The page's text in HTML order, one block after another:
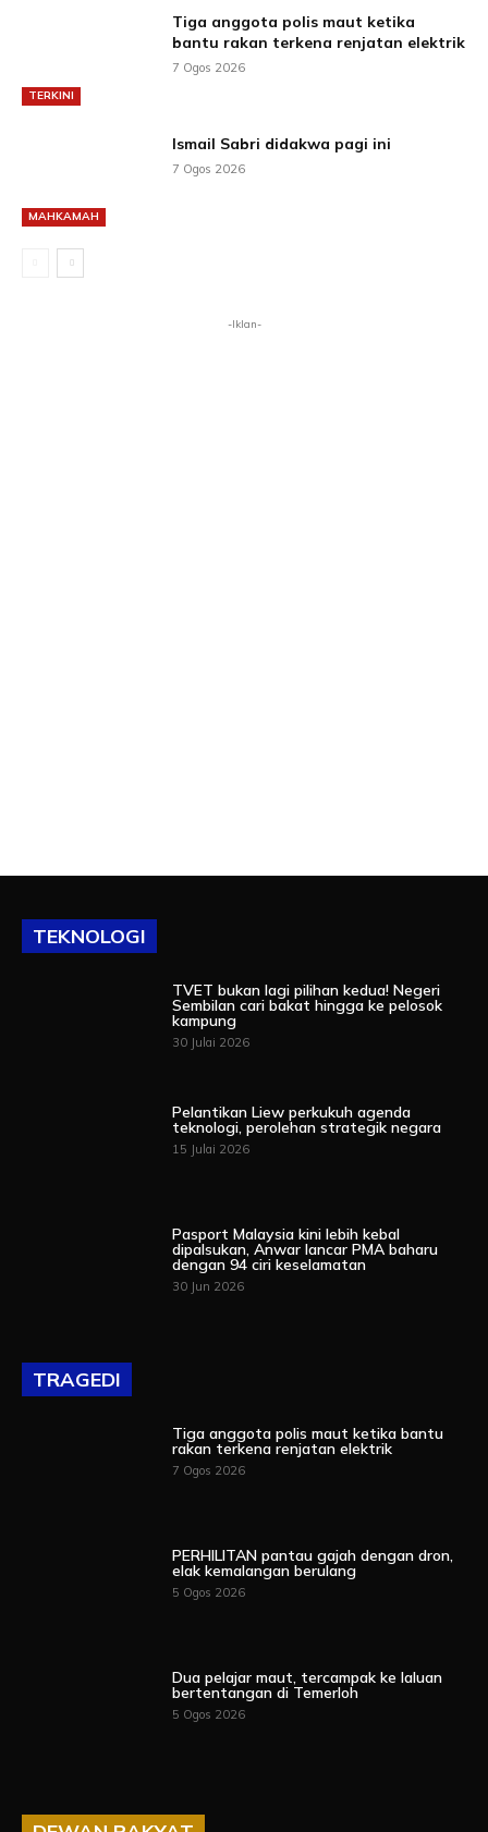
TERKINI
Tiga anggota polis maut ketika
bantu rakan terkena renjatan elektrik
7 Ogos 2026
MAHKAMAH
Ismail Sabri didakwa pagi ini
7 Ogos 2026
-Iklan-
TEKNOLOGI
TVET bukan lagi pilihan kedua! Negeri
Sembilan cari bakat hingga ke pelosok
kampung
30 Julai 2026
Pelantikan Liew perkukuh agenda
teknologi, perolehan strategik negara
15 Julai 2026
Pasport Malaysia kini lebih kebal
dipalsukan, Anwar lancar PMA baharu
dengan 94 ciri keselamatan
30 Jun 2026
TRAGEDI
Tiga anggota polis maut ketika bantu
rakan terkena renjatan elektrik
7 Ogos 2026
PERHILITAN pantau gajah dengan dron,
elak kemalangan berulang
5 Ogos 2026
Dua pelajar maut, tercampak ke laluan
bertentangan di Temerloh
5 Ogos 2026